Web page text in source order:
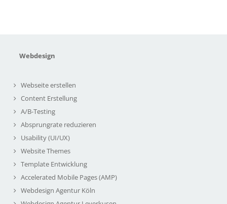
Webdesign
Webseite erstellen
Content Erstellung
A/B-Testing
Absprungrate reduzieren
Usability (UI/UX)
Website Themes
Template Entwicklung
Accelerated Mobile Pages (AMP)
Webdesign Agentur Köln